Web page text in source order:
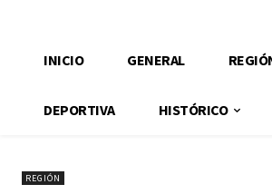
INICIO GENERAL
DEPORTIVA HISTÓRICO
REGIÓN